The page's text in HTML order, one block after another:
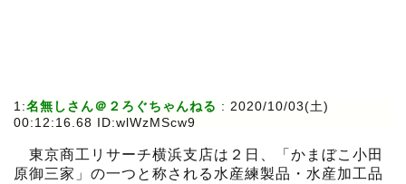
1:名無しさん＠２ろぐちゃんねる : 2020/10/03(土)
00:12:16.68 ID:wlWzMScw9
東京商工リサーチ横浜支店は２日、「かまぼこ小田
原御三家」の一つと称される水産練製品・水産加工品